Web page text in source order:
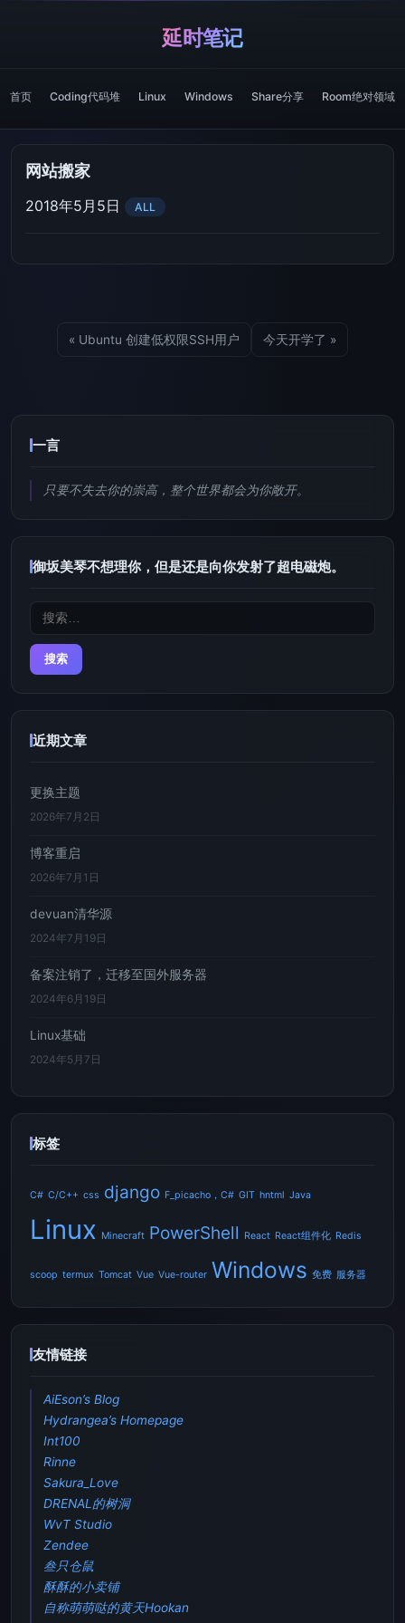
延时笔记
首页 Coding代码堆 Linux Windows Share分享 Room绝对领域
网站搬家
2018年5月5日 ALL
« Ubuntu 创建低权限SSH用户 今天开学了 »
一言
只要不失去你的崇高，整个世界都会为你敞开。
御坂美琴不想理你，但是还是向你发射了超电磁炮。
搜
近期文章
更换主题
2026年7月2日
博客重启
2026年7月1日
devuan清华源
2024年7月19日
备案注销了，迁移至国外服务器
2024年6月19日
Linux基础
2024年5月7日
标签
C# C/C++ css django F_picacho，C# GIT hntml Java
Linux Minecraft PowerShell React React组件化 Redis
scoop termux Tomcat Vue Vue-router Windows 免费 服务器
友情链接
AiEson’s Blog
Hydrangea’s Homepage
Int100
Rinne
Sakura_Love
DRENAL的树洞
WvT Studio
Zendee
叁只仓鼠
酥酥的小卖铺
自称萌萌哒的黄天Hookan